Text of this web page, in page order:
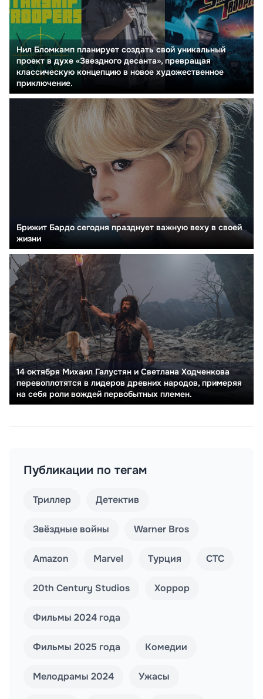
Нил Бломкамп планирует создать свой уникальный
проект в духе «Звездного десанта», превращая
классическую концепцию в новое художественное
приключение.
Брижит Бардо сегодня празднует важную веху в своей
жизни
14 октября Михаил Галустян и Светлана Ходченкова
перевоплотятся в лидеров древних народов, примеряя
на себя роли вождей первобытных племен.
Публикации по тегам
Триллер Детектив
Звёздные войны Warner Bros
Amazon Marvel Турция СТС
20th Century Studios Хоррор
Фильмы 2024 года
Фильмы 2025 года Комедии
Мелодрамы 2024 Ужасы